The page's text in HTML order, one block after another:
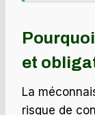
et
La
risque de